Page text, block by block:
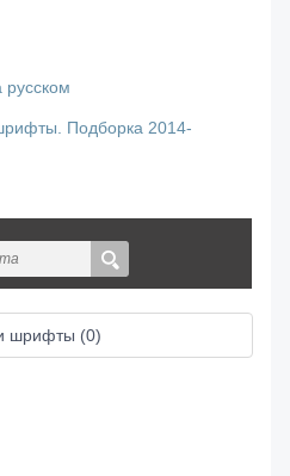
Подборка 2014-
шрифты (0)